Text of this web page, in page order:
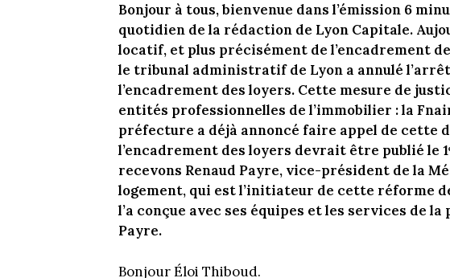
Bonjour à tous, bienvenue dans l’émission 6
quotidien de la rédaction de Lyon Capitale.
locatif, et plus précisément de l’encadrement
le tribunal administratif de Lyon a annulé
l’encadrement des loyers. Cette mesure de
entités professionnelles de l’immobilier : la
préfecture a déjà annoncé faire appel de cette
l’encadrement des loyers devrait être publié le
recevons Renaud Payre, vice-président de la
logement, qui est l’initiateur de cette réforme
l’a conçue avec ses équipes et les services de
Payre.
Bonjour Éloi Thiboud.